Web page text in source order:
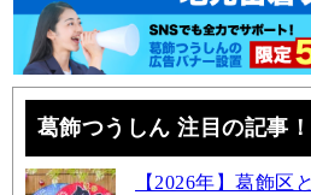
葛飾つうしん 注目の記事！
【2026年】葛飾区